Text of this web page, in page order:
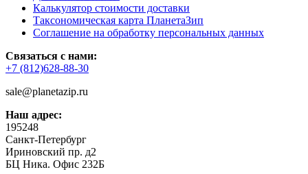
Калькулятор стоимости доставки
Таксономическая карта ПланетаЗип
Соглашение на обработку персональных данных
Связаться с нами:
+7 (812)628-88-30
sale@planetazip.ru
Наш адрес:
195248
Санкт-Петербург
Ириновский пр. д2
БЦ Ника. Офис 232Б